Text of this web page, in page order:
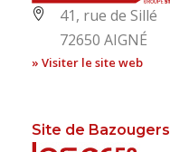
41, rue de Sillé
72650 AIGNÉ
» Visiter le site web
Site de Bazougers